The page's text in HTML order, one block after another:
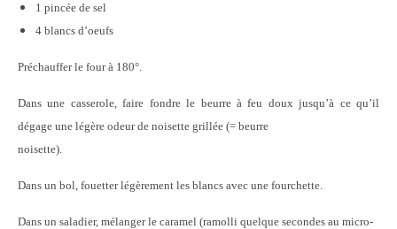
1 pincée de sel
4 blancs d’oeufs
Préchauffer le four à 180°.
Dans une casserole, faire fondre le beurre à feu doux jusqu’à ce qu’il
dégage une légère odeur de noisette grillée (= beurre
noisette).
Dans un bol, fouetter légèrement les blancs avec une fourchette.
Dans un saladier, mélanger le caramel (ramolli quelque secondes au micro-